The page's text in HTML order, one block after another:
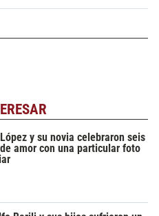
y su novia celebraron seis
amor con una particular foto